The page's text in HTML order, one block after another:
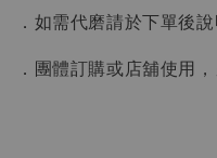
．如需代磨請於下單後
．團體訂購或店舖使用